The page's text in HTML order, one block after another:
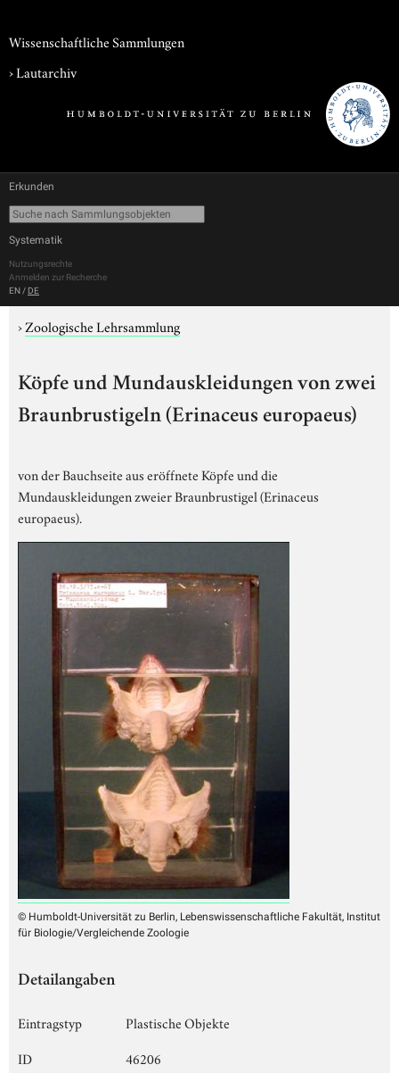
Wissenschaftliche Sammlungen
›Lautarchiv
Erkunden
Systematik
Nutzungsrechte
Anmelden zur Recherche
EN / DE
›Zoologische Lehrsammlung
Köpfe und Mundauskleidungen von zwei
Braunbrustigeln (Erinaceus europaeus)
von der Bauchseite aus eröffnete Köpfe und die
Mundauskleidungen zweier Braunbrustigel (Erinaceus
europaeus).
© Humboldt-Universität zu Berlin, Lebenswissenschaftliche Fakultät, Institut
für Biologie/Vergleichende Zoologie
Detailangaben
Eintragstyp
Plastische Objekte
ID
46206